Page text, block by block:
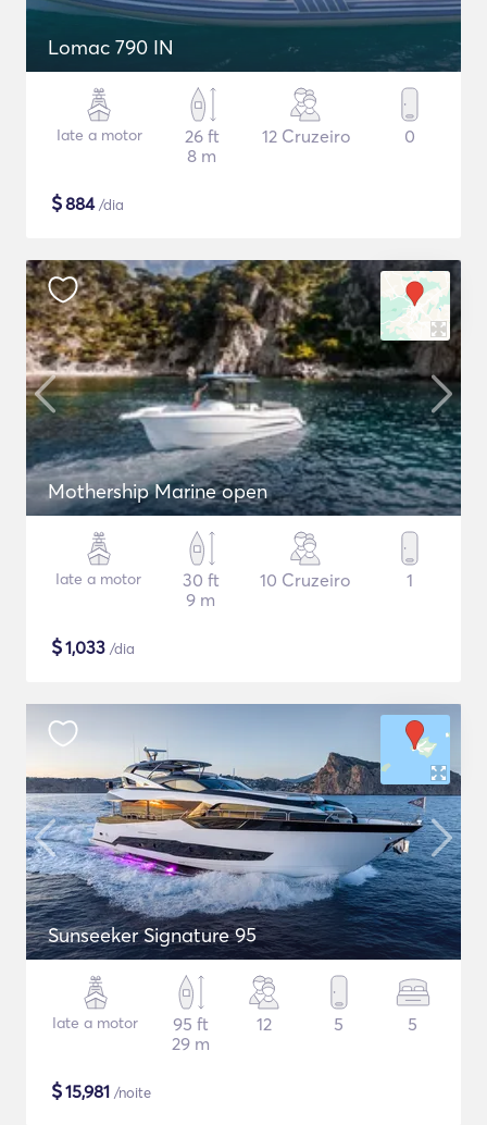
Lomac 790 IN
Iate a motor
26 ft
8 m
12 Cruzeiro 0
$884/dia
Mothership Marine open
Iate a motor
30 ft
9 m
10 Cruzeiro 1
$1,033 /dia
Sunseeker Signature 95
Iate a motor
95 ft
29 m
12 5 5
$15,981 /noite